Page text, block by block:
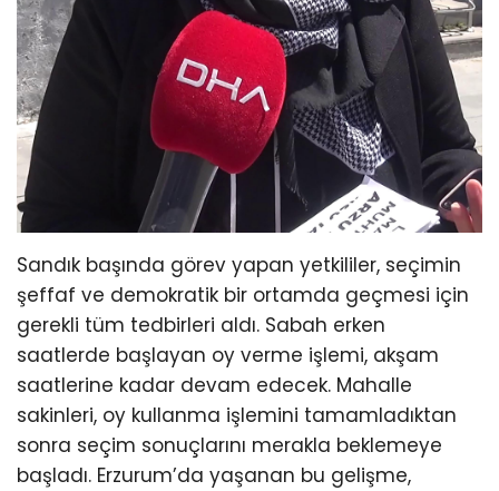
Sandık başında görev yapan yetkililer, seçimin
şeffaf ve demokratik bir ortamda geçmesi için
gerekli tüm tedbirleri aldı. Sabah erken
saatlerde başlayan oy verme işlemi, akşam
saatlerine kadar devam edecek. Mahalle
sakinleri, oy kullanma işlemini tamamladıktan
sonra seçim sonuçlarını merakla beklemeye
başladı. Erzurum’da yaşanan bu gelişme,